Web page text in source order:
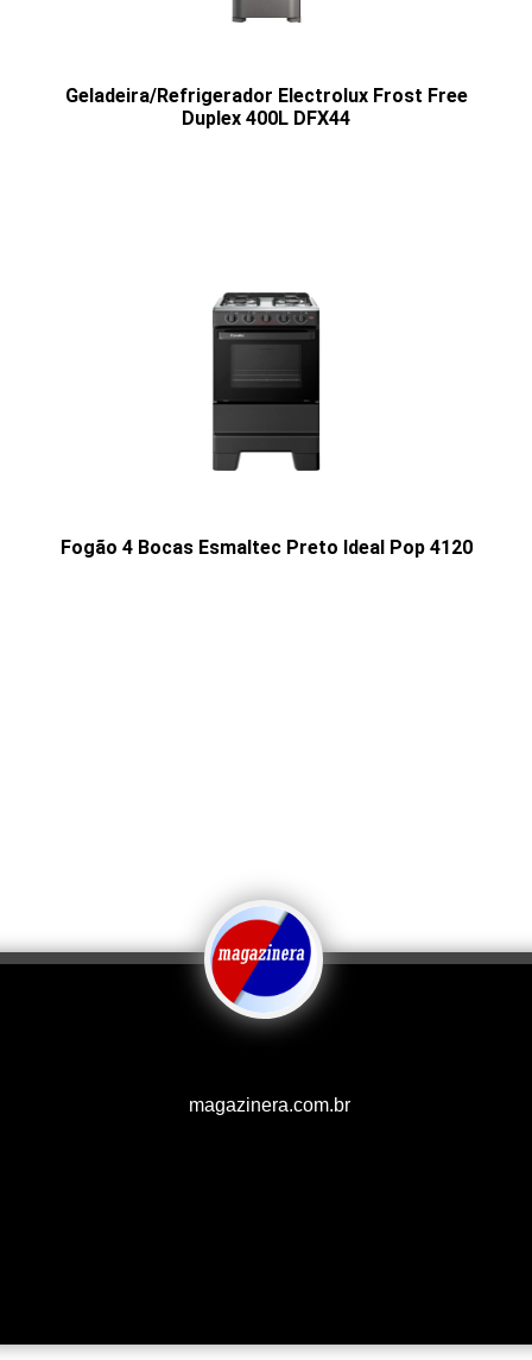
Geladeira/Refrigerador Electrolux Frost Free
Duplex 400L DFX44
Fogão 4 Bocas Esmaltec Preto Ideal Pop 4120
magazinera.com.br